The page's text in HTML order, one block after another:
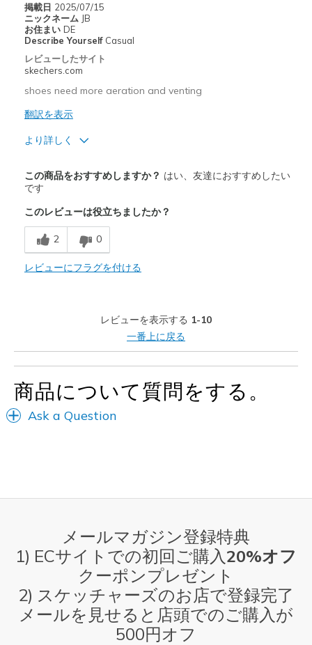
Width
Sizing
掲載日 2025/07/15
ニックネーム JB
お住まい DE
Describe Yourself Casual
レビューしたサイト
skechers.com
shoes need more aeration and venting
翻訳を表示
より詳しく
Comfortable
商品が期待と異なったレビュー
Need Break In
Wear Out Quickly
Feels true to width
View On Shoes
Shoes are for Wearing
この商品をおすすめしますか？ はい、友達におすすめしたい
です
このレビューは役立ちましたか？
2 0
レビューにフラグを付ける
レビューを表示する 1-10
一番上に戻る
商品について質問をする。
Ask a Question
メールマガジン登録特典
1) ECサイトでの初回ご購入 20%オフ
クーポンプレゼント
2) スケッチャーズのお店で登録完了
メールを見せると店頭でのご購入が
500円オフ